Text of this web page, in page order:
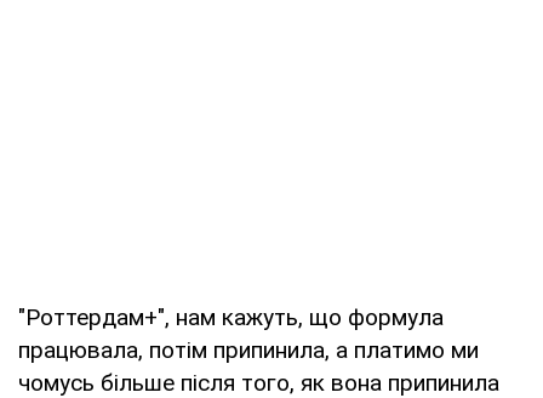
"Роттердам+", нам кажуть, що формула
працювала, потім припинила, а платимо ми
чомусь більше після того, як вона припинила